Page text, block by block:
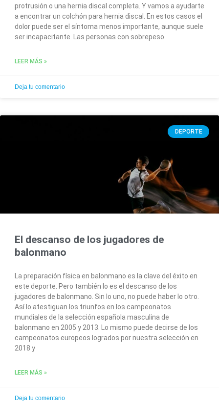
protrusión o una hernia discal completa. Y vamos a ayudarte
a encontrar un colchón para hernia discal. En estos casos el
dolor puede ser el síntoma menos importante, aunque suele
ser incapacitante. Las personas con sobrepeso
LEER MÁS »
Deja tu comentario
DEPORTE
El descanso de los jugadores de
balonmano
La preparación física en balonmano es la clave del éxito en
este deporte. Pero también lo es el descanso de los
jugadores de balonmano. Sin lo uno, no puede haber lo otro.
Así lo atestiguan los triunfos en los campeonatos
mundiales de la selección española masculina de
balonmano en 2005 y 2013. Lo mismo puede decirse de los
campeonatos europeos logrados por nuestra selección en
2018 y
LEER MÁS »
Deja tu comentario